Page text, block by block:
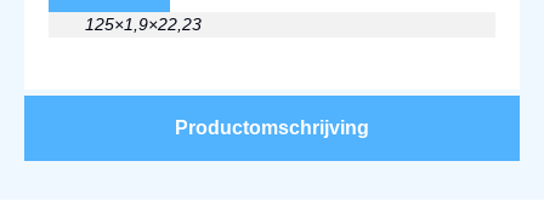
Productomschrijving
125×1,9×22,23